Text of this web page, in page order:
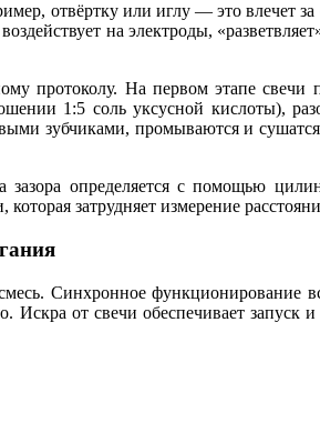
отвёртку или иглу — это влечет
на электроды,
протоколу. На первом этапе
1:5 соль уксусной кислоты),
зубчиками, промываются и
зазора определяется с помощью
затрудняет измерение
Синхронное функционирование
от свечи обеспечивает запуск